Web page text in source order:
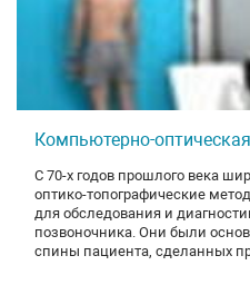
Компьютерно-
С 70-х годов прошлого века
оптико-топографические
для обследования и
позвоночника. Они были
спины пациента, сделанных